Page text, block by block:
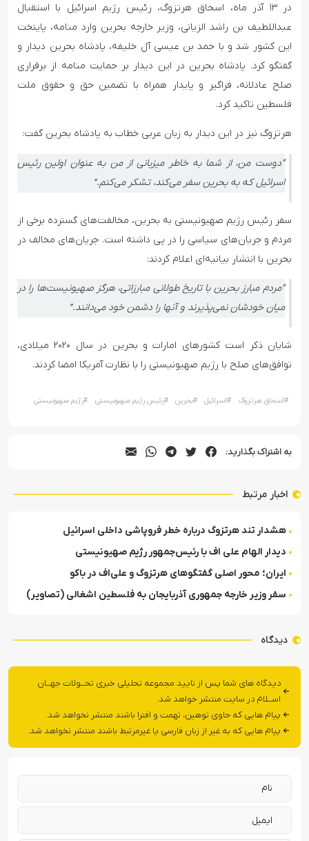
در ۱۳ آذر ماه، اسحاق هرتزوگ، رئیس رژیم اسرائیل با استقبال
عبداللطیف بن راشد الزیانی، وزیر خارجه بحرین وارد منامه، پایتخت
این کشور شد و با حمد بن عیسی آل خلیفه، پادشاه بحرین دیدار و
گفتگو کرد. پادشاه بحرین در این دیدار بر حمایت منامه از برقراری
صلح عادلانه، فراگیر و پایدار همراه با تضمین حق و حقوق ملت
فلسطین تاکید کرد.
هرتزوگ نیز در این دیدار به زبان عربی خطاب به پادشاه بحرین گفت:
“دوست من، از شما به خاطر میزبانی از من به عنوان اولین رئیس
اسرائیل که به بحرین سفر می‌کند، تشکر می‌کنم.”
سفر رئیس رژیم صهیونیستی به بحرین، مخالفت‌های گسترده برخی از
مردم و جریان‌های سیاسی را در پی داشته است. جریان‌های مخالف در
بحرین با انتشار بیانیه‌ای اعلام کردند:
“مردم مبارز بحرین با تاریخ طولانی مبارزاتی، هرگز صهیونیست‌ها را در
میان خودشان نمی‌پذیرند و آنها را دشمن خود می‌دانند.”
شایان ذکر است کشورهای امارات و بحرین در سال ۲۰۲۰ میلادی،
توافق‌های صلح با رژیم صهیونیستی را با نظارت آمریکا امضا کردند.
#اسحاق هرتزوگ #اسرائیل #بحرین #رئیس رژیم صهیونیستی #رژیم صهیونیستی
به اشتراک بگذارید:
اخبار مرتبط
هشدار تند هرتزوگ درباره خطر فروپاشی داخلی اسرائیل
دیدار الهام علی اف با رئیس‌جمهور رژیم صهیونیستی
ایران؛ محور اصلی گفتگوهای هرتزوگ و علی‌اف در باکو
سفر وزیر خارجه جمهوری آذربایجان به فلسطین اشغالی (تصاویر)
دیدگاه
دیدگاه های شما پس از تایید مجموعه تحلیلی خبری تحــولات جهــان
اســلام در سایت منتشر خواهد شد.
پیام هایی که حاوی توهین، تهمت و افترا باشند منتشر نخواهد شد.
پیام هایی که به غیر از زبان فارسی یا غیرمرتبط باشند منتشر نخواهد شد.